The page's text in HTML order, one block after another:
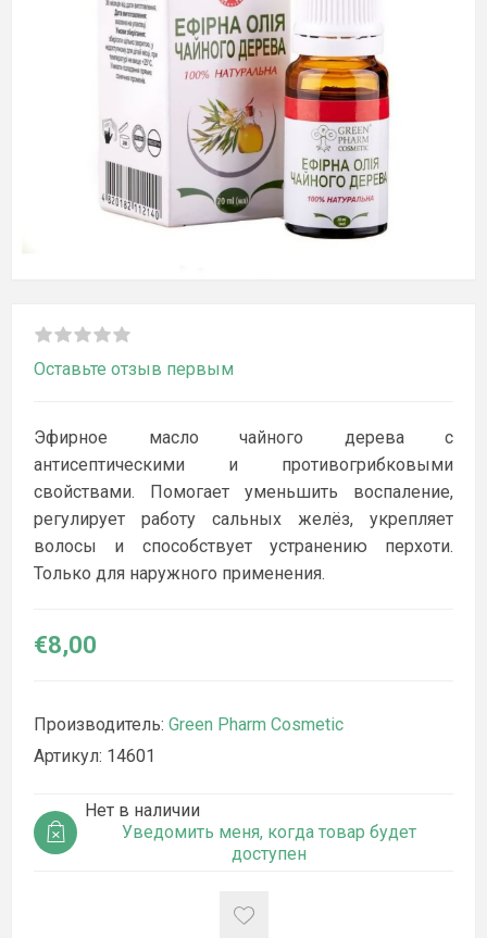
Оставьте отзыв первым
Эфирное масло чайного дерева с
антисептическими и противогрибковыми
свойствами. Помогает уменьшить воспаление,
регулирует работу сальных желёз, укрепляет
волосы и способствует устранению перхоти.
Только для наружного применения.
€8,00
Производитель: Green Pharm Cosmetic
Артикул: 14601
Нет в наличии
Уведомить меня, когда товар будет
доступен